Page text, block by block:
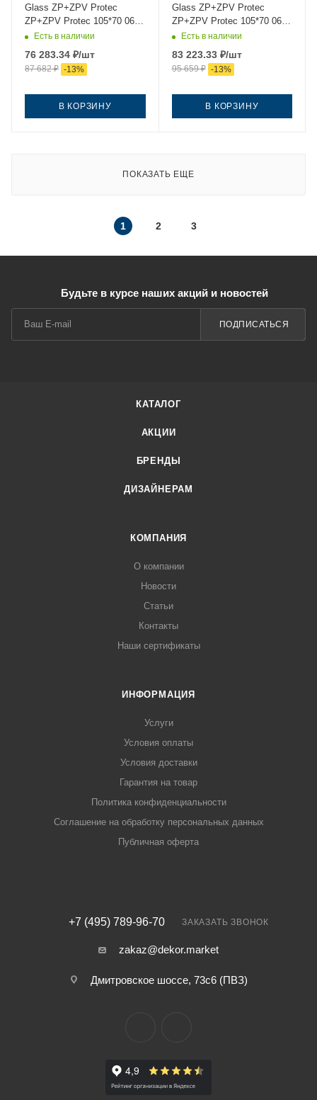
Glass ZP+ZPV Protec
ZP+ZPV Protec 105*70 06
02 105х70 стекло рифленое
профиль вороненая сталь
без поддона
Есть в наличии
76 283.34 ₽/шт
87 682₽ -13%
В КОРЗИНУ
Glass ZP+ZPV Protec
ZP+ZPV Protec 105*70 06
Moru 105х70 стекло
рифленое профиль
вороненая сталь без
поддона
Есть в наличии
83 223.33₽/шт
95 659₽ -13%
В КОРЗИНУ
ПОКАЗАТЬ ЕЩЕ
1 2 3
Будьте в курсе наших акций и новостей
ПОДПИСАТЬСЯ
КАТАЛОГ
АКЦИИ
БРЕНДЫ
ДИЗАЙНЕРАМ
КОМПАНИЯ
О компании
Новости
Статьи
Контакты
Наши сертификаты
ИНФОРМАЦИЯ
Услуги
Условия оплаты
Условия доставки
Гарантия на товар
Политика конфиденциальности
Соглашение на обработку персональных данных
Публичная оферта
+7 (495) 789-96-70 ЗАКАЗАТЬ ЗВОНОК
zakaz@dekor.market
Дмитровское шоссе, 73с6 (ПВЗ)